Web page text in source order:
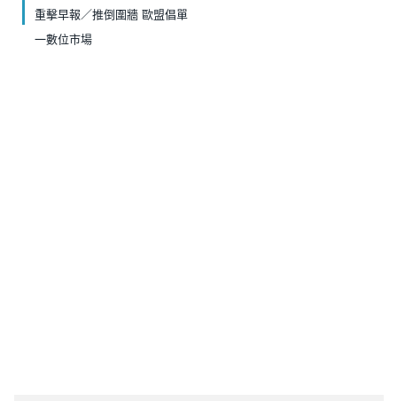
重擊早報／推倒圍牆 歐盟倡單
一數位市場